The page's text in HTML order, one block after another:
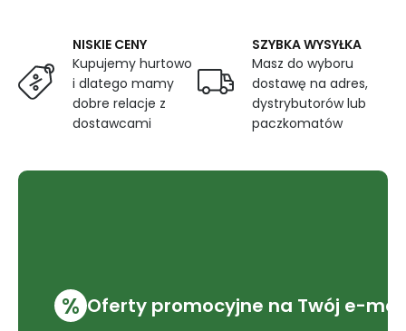
NISKIE CENY
Kupujemy hurtowo
i dlatego mamy
dobre relacje z
dostawcami
SZYBKA WYSYŁKA
Masz do wyboru
dostawę na adres,
dystrybutorów lub
paczkomatów
% Oferty promocyjne na Twój e-mail